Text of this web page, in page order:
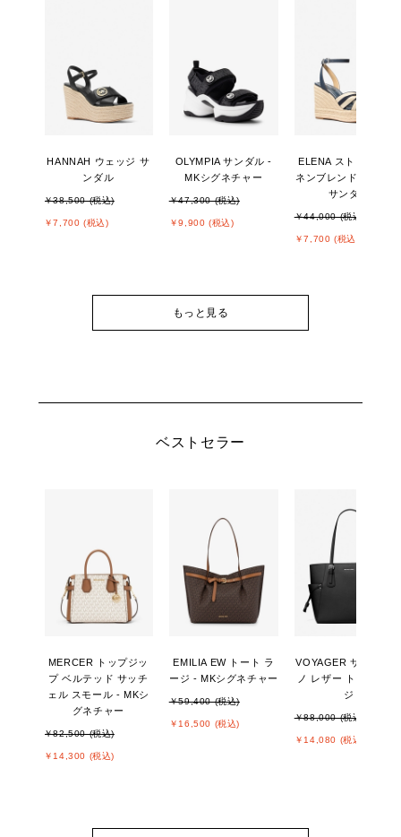
HANNAH ウェッジ サ
ンダル
￥38,500 (税込)
￥7,700 (税込)
OLYMPIA サンダル -
MKシグネチャー
￥47,300 (税込)
￥9,900 (税込)
ELENA ストライプ リ
ネンブレンド ウェッ
サンダル
￥44,000 (税込)
￥7,700 (税込)
もっと見る
ベストセラー
MERCER トップジッ
プ ベルテッド サッチ
ェル スモール - MKシ
グネチャー
￥82,500 (税込)
￥14,300 (税込)
EMILIA EW トート ラ
ージ - MKシグネチャー
￥59,400 (税込)
￥16,500 (税込)
VOYAGER サフィア
ノ レザー トート ラー
ジ
￥88,000 (税込)
￥14,080 (税込)